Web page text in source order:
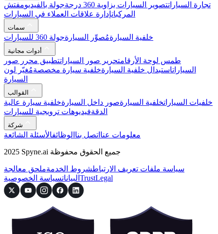
تجارة السياراتتصوير السيارات بزاوية 360 درجة جولة بالفيديومفتش
المركباتإدارة علاقات العملاء في السيارات
سمات
خلفية السيارةمُصوِّر السيارةجولة 360 للسيارات
أدوات مجانية
طمس لوحة الأرقامتحرير صور السياراتتطبيق محرر صور
السياراتاستبدال خلفية السيارةخلفية سيارة مخصصةمُغيّر لون
السيارة
القوالب
خلفيات السياراتخلفية السيارةصور داخل السيارةخلفية سيارة عالية
الدقةفيديوهات ترويجية للسيارات
شركة
معلومات عنا اتصل بنا الوظائفالأسئلة الشائعة
2025 Spyne.ai جميع الحقوق محفوظة
سياسة ملفات تعريف الارتباطشروط الخدمةملحق معالجة
البياناتسياسة الخصوصية TrustLegal